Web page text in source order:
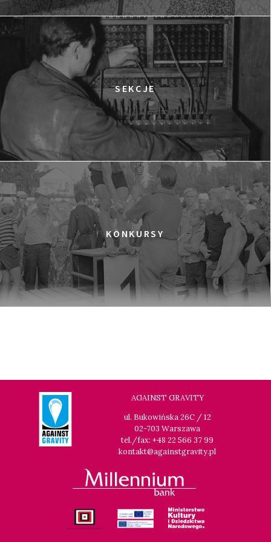
15:15
Dolnośląskie Centrum Filmowe, sala
Lwów
ROK NADZIEI
KUP BILET
16:00
Dolnośląskie Centrum Filmowe, sala
Warszawa
TWARZE, PLAŻE
KUP BILET
Dolnośląskie Centrum Filmowe, sala
BUDDA, NASTOLATKI I PIŁKA NOŻNA
KUP BILET
17:00
Dolnośląskie Centrum Filmowe, sala
EKSTREMALNI BIEGACZE
KUP BILET
18:00
Dolnośląskie Centrum Filmowe, sala
Warszawa
ELDORADO
KUP BILET
18:15
Dolnośląskie Centrum Filmowe, sala
Lalka
MIŁEJ ZIMY, DO ZOBACZENIA NA PLAŻY!
KUP BILET
Lalka
POKOLENIE PIENIĄDZA
20:30
Dolnośląskie Centrum Filmowe, sala
Warszawa
GRACE JONES
KUP BILET
Dolnośląskie Centrum Filmowe, sala
Klub Festiwalowy Czuła jest noc
SEKCJE
KONKURSY
AGAINST GRAVITY
ul. Bukowińska 26C / 12
02-703 Warszawa
tel./fax: +48 22 566 37 99
kontakt@againstgravity.pl